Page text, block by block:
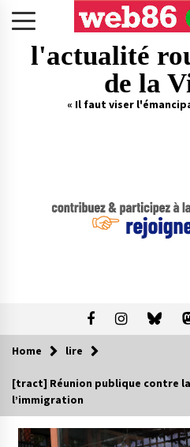
l'actualité
de la
« Il faut viser
Home lire
[tract] Réunion publique contre
l’immigration